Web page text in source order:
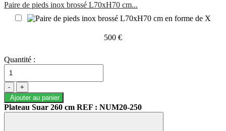
Paire de pieds inox brossé L70xH70 cm...
500 €
Quantité :
-
+
Ajouter au panier
Plateau Suar 260 cm REF : NUM20-250